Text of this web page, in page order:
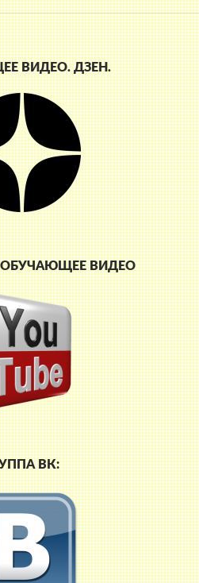
ВИДЕО. ДЗЕН.
ОБУЧАЮЩЕЕ ВИДЕО
ВК: